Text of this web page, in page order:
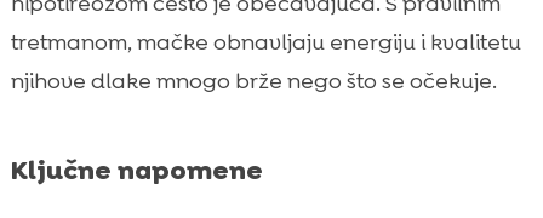
tretmanom, mačke obnavljaju energiju i kvalitetu
njihove dlake mnogo brže nego što se očekuje.
Ključne napomene